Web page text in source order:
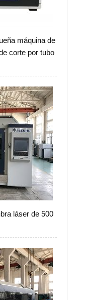
máquina de
corte por tubo
láser de 500